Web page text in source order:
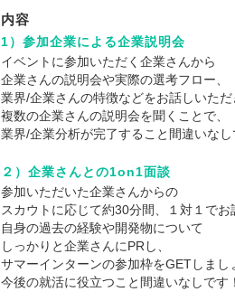
内容
1）参加企業による企業説明会
イベントに参加いただく企業さんから
企業さんの説明会や実際の選考フロー、
業界/企業さんの特徴などをお話しいただ
複数の企業さんの説明会を聞くことで、
業界/企業分析が完了すること間違いなし
２）企業さんとの1on1面談
参加いただいた企業さんからの
スカウトに応じて約30分間、１対１でお
自身の過去の経験や開発物について
しっかりと企業さんにPRし、
サマーインターンの参加枠をGETしまし
今後の就活に役立つこと間違いなしです！